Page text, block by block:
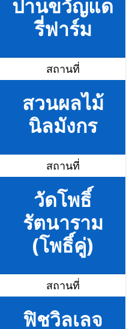
ปานขวัญแด
รี่ฟาร์ม
สถานที่
สวนผลไม้
นิลมังกร
สถานที่
วัดโพธิ์
รัตนาราม
(โพธิ์คู่)
สถานที่
ฟิชวิลเลจ